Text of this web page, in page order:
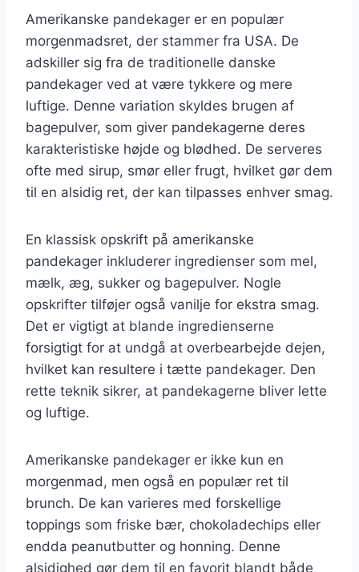
Amerikanske pandekager er en populær
morgenmadsret, der stammer fra USA. De
adskiller sig fra de traditionelle danske
pandekager ved at være tykkere og mere
luftige. Denne variation skyldes brugen af
bagepulver, som giver pandekagerne deres
karakteristiske højde og blødhed. De serveres
ofte med sirup, smør eller frugt, hvilket gør dem
til en alsidig ret, der kan tilpasses enhver smag.
En klassisk opskrift på amerikanske
pandekager inkluderer ingredienser som mel,
mælk, æg, sukker og bagepulver. Nogle
opskrifter tilføjer også vanilje for ekstra smag.
Det er vigtigt at blande ingredienserne
forsigtigt for at undgå at overbearbejde dejen,
hvilket kan resultere i tætte pandekager. Den
rette teknik sikrer, at pandekagerne bliver lette
og luftige.
Amerikanske pandekager er ikke kun en
morgenmad, men også en populær ret til
brunch. De kan varieres med forskellige
toppings som friske bær, chokoladechips eller
endda peanutbutter og honning. Denne
alsidighed gør dem til en favorit blandt både